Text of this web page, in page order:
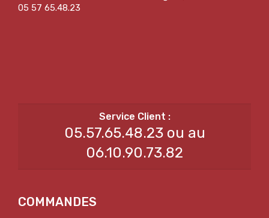
05 57 65.48.23
05.57.65.48.23 ou au
06.10.90.73.82
COMMANDES